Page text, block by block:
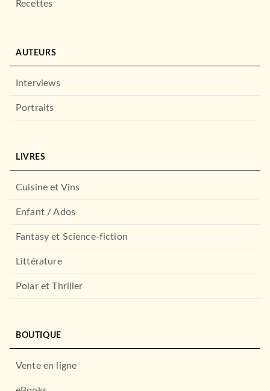
Recettes
AUTEURS
Interviews
Portraits
LIVRES
Cuisine et Vins
Enfant / Ados
Fantasy et Science-fiction
Littérature
Polar et Thriller
BOUTIQUE
Vente en ligne